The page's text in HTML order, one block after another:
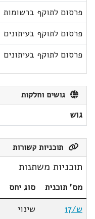
פרסום לתוקף ברשומות
פרסום לתוקף בעיתונים
פרסום לתוקף בעיתונים
גושים וחלקות
גוש
תוכניות קשורות
תוכניות משתנות
מס' תוכנית סוג יחס
ש/17
שינוי